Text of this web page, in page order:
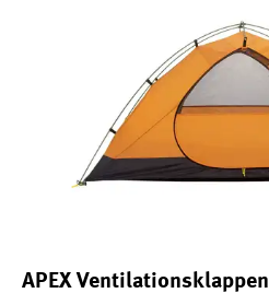
APEX Ventilationsklappen